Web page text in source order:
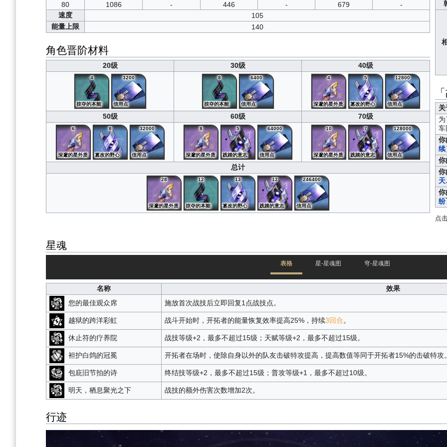
80 1086 - 446 - 679
-
速度
105
能量上限
140
角色晋阶材料
20级 30级 40级
4
掠夺的本能
3200
信用点
8
掠夺的本能
6400
信用点
4
深邃的星外质
5
篡改的野心
12800
信用点
50级 60级 70级
6
深邃的星外质
8
篡改的野心
32000
信用点
8
深邃的星外质
5
践踏的意志
64000
信用点
10
深邃的星外质
7
践踏的意志
128000
信用点
总计
28
深邃的星外质
12
掠夺的本能
13
篡改的野心
12
践踏的意志
246400
信用点
车
你
续
你
你
你
纷
点
星魂
表格 星-星魂图 穹-星魂图
名称
效果
您的最佳观众席
施放首次战技后立即回复1点战技点。
越狱的跨洋彩虹 战斗开始时，开拓者的能量恢复效率提高25%，持续3回合。
休止符的疗养院 战技等级+2，最多不超过15级；天赋等级+2，最多不超过15级。
袒护白鸽的冠冕 开拓者在场时，使除自身以外的队友击破特攻提高，提高数值等同于开拓者15%的击破特攻
包庇旧节拍的诗 终结技等级+2，最多不超过15级；普攻等级+1，最多不超过10级。
明天，栖息聚光之下 战技的额外伤害次数增加2次。
行迹